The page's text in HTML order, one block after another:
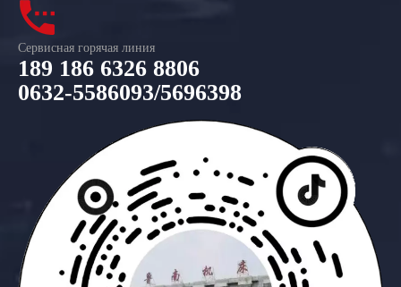
Сервисная горячая линия
189 186 6326 8806
0632-5586093/5696398